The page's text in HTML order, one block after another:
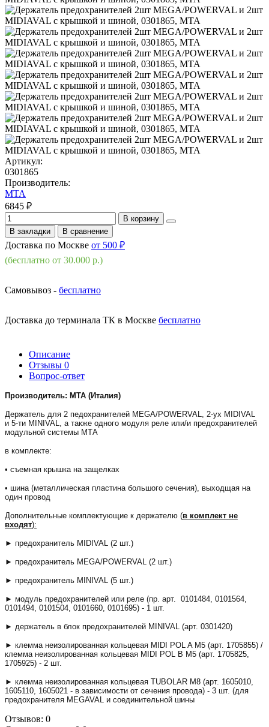
Артикул:
0301865
Производитель:
MTA
6845 ₽
В корзину
В закладки
В сравнение
Доставка по Москве от 500 ₽
(бесплатно от 30.000 р.)
Самовывоз - бесплатно
Доставка до терминала ТК в Москве бесплатно
Описание
Отзывы 0
Вопрос-ответ
Производитель: МТА (Италия)
Держатель для 2 педохранителей MEGA/POWERVAL, 2-ух MIDIVAL
и 5-ти MINIVAL
, а также одного модуля реле или/и предохранителей
модульной системы МТА
в комплекте:
• съемная крышка на защелках
• шина (металлическая пластина большого сечения), выходщая на
один провод
Дополнительные комплектующие к держателю (в комплект не
входят):
► предохранитель MIDIVAL (2 шт.)
► предохранитель MEGA/POWERVAL (2 шт.)
► предохранитель MINIVAL (5 шт.)
► модуль предохранителей или реле (пр. арт. 0101484, 0101564,
0101494, 0101504, 0101660, 0101695) - 1 шт.
► держатель в блок предохранителей MINIVAL (арт. 0301420)
► клемма неизолированная кольцевая MIDI POL A M5 (арт. 1705855) /
клемма неизолированная кольцевая MIDI POL B M5 (арт. 1705825,
1705925) - 2 шт.
► клемма неизолированная кольцевая TUBOLAR М8 (арт. 1605010,
1605110, 1605021 - в зависимости от сечения провода) - 3 шт. (для
предохранителя MEGAVAL и соединительной шины
Отзывов: 0